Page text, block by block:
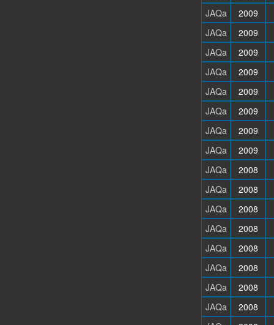
JAQa
2009
JAQa
2009
JAQa
2009
JAQa
2009
JAQa
2009
JAQa
2009
JAQa
2009
JAQa
2009
JAQa
2008
JAQa
2008
JAQa
2008
JAQa
2008
JAQa
2008
JAQa
2008
JAQa
2008
JAQa
2008